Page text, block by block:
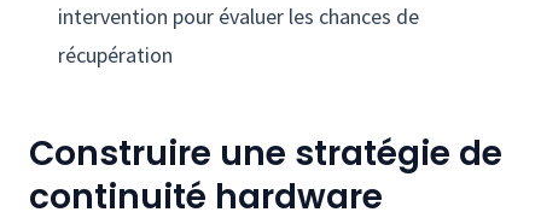
intervention pour évaluer les chances de
récupération
Construire une stratégie de
continuité hardware